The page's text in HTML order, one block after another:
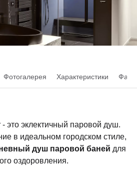
Фотогалерея Характеристики
это эклектичный паровой душ.
в идеальном городском стиле,
душ паровой баней для
оздоровления.